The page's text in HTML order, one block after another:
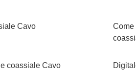
Cavo
Come
coassiale Cavo